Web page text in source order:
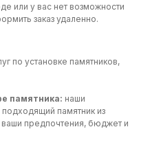
или у вас нет возможности
заказ удаленно.
по установке памятников,
памятника: наши
памятник из
предпочтения, бюджет и